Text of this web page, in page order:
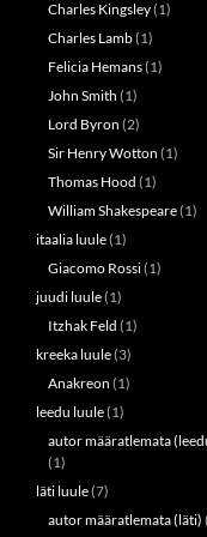
Charles Kingsley(1)
Charles Lamb(1)
Felicia Hemans(1)
John Smith (1)
Lord Byron (2)
Sir Henry Wotton (1)
Thomas Hood (1)
William Shakespeare(1)
itaalia luule(1)
Giacomo Rossi(1)
juudi luule(1)
Itzhak Feld (1)
kreeka luule(3)
Anakreon (1)
leedu luule(1)
autor määratlemata
(1)
läti luule(7)
autor määratlemata (läti)